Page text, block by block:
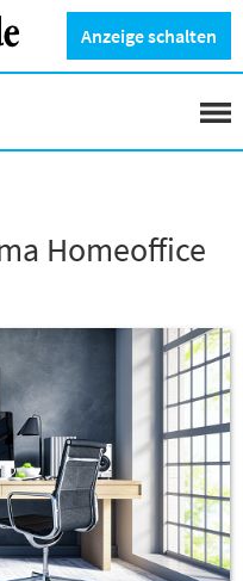
Anzeige schalten
Homeoffice